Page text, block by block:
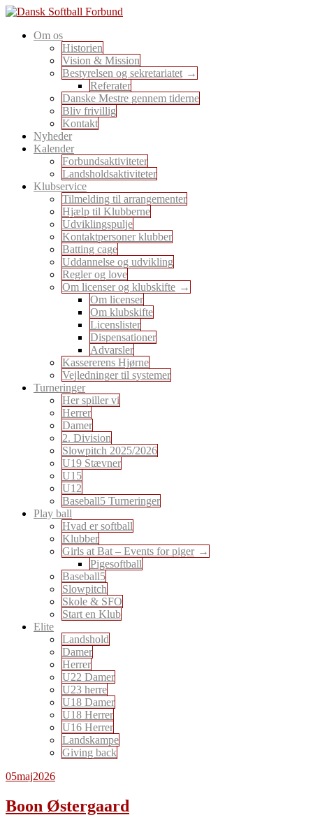
Skip
content
Dansk Softball Forbund
En sport for alle
Om os
Historien
Vision & Mission
Bestyrelsen og sekretariatet
Referater
Danske Mestre gennem tiderne
Bliv frivillig
Kontakt
Nyheder
Kalender
Forbundsaktiviteter
Landsholdsaktiviteter
Klubservice
Tilmelding til arrangementer
Hjælp til Klubberne
Udviklingspulje
Kontaktpersoner klubber
Batting cage
Uddannelse og udvikling
Regler og love
Om licenser og klubskifte
Om licenser
Om klubskifte
Licenslister
Dispensationer
Advarsler
Kassererens Hjørne
Vejledninger til systemer
Turneringer
Her spiller vi
Herrer
Damer
2. Division
Slowpitch 2025/2026
U19 Stævner
U15
U12
Baseball5 Turneringer
Play ball
Hvad er softball
Klubber
Girls at Bat – Events for piger
Pigesoftball
Baseball5
Slowpitch
Skole & SFO
Start en Klub
Elite
Landshold
Damer
Herrer
U22 Damer
U23 herre
U18 Damer
U18 Herrer
U16 Herrer
Landskampe
Giving back
05maj2026
Boon Østergaard